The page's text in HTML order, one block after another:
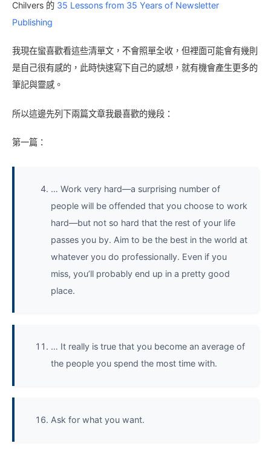
Chilvers 的 35 Lessons from 35 Years of Newsletter
Publishing
我現在蠻喜歡看這些清單文，不會照單全收，但裡面可能會有幾則
是自己很有感的，此時快速寫下自己的感想，就有機會產生更多的
筆記與靈感。
所以這邊先列下兩篇文章我最喜歡的幾段：
第一篇：
… Work very hard—a surprising number of
people will be offended that you choose to work
hard—but not so hard that the rest of your life
passes you by. Aim to be the best in the world at
whatever you do professionally. Even if you
miss, you’ll probably end up in a pretty good
place.
… It really is true that you become an average of
the people you spend the most time with.
Ask for what you want.